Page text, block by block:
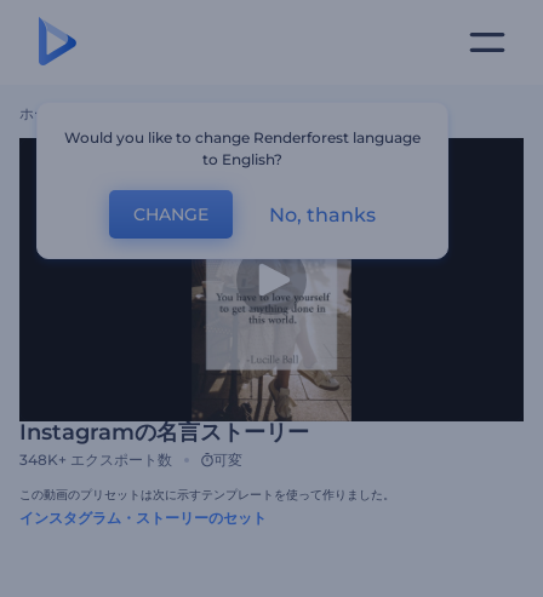
ホーム
Instagramの名言ストーリー
348K+ エクスポート数 可変
この動画のプリセットは次に示すテンプレートを使って作りました。
インスタグラム・ストーリーのセット
Would you like to change Renderforest language
to English?
CHANGE No, thanks